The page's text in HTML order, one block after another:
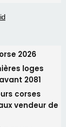
vendeur de
une
médecine